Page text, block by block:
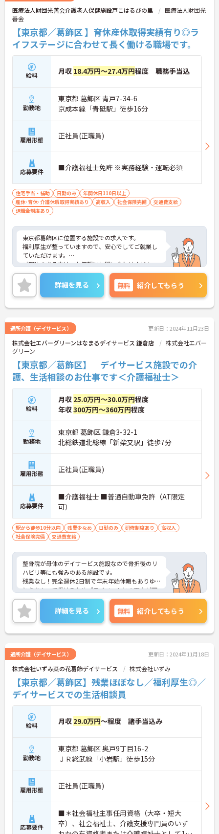
医療法人財団光善会介護老人保健施設戸こはるびの里
医療法人財団光
善会
【東京都／葛飾区 】育休産休取得実績有り◎ラ
イフステージに合わせて長く働ける職場です。
給料 月収 18.4万円～27.4万円程度 職務手当込
勤務地
東京都 葛飾区 青戸7-34-6
京成本線「青砥駅」徒歩16分
雇用形態 正社員(正職員)
応募要件 ■介護福祉士免許 ※実務経験・運転必須
住宅手当・補助 日勤のみ
年間休日110日以上
産休･育休･介護休暇取得実績あり
高収入 社会保険完備
交通費支給
退職金制度あり
東京都葛飾区に位置する施設での求人です。
福利厚生が整っていますので、安心でしてご就業し
ていただけます。
ご興味のある方は、お気軽にお問い合わせくださ
い。
詳細を見る 無料 紹介してもらう
通所介護（デイサービス） 更新日：2024年11月23日
株式会社エバーグリーンはなまるデイサービス 鎌倉店
株式会社エバー
グリーン
【東京都／葛飾区】 デイサービス施設での介
護、生活相談のお仕事です＜介護福祉士＞
給料
月収 25.0万円～30.0万円程度
年収300万円～360万円程度
勤務地
東京都 葛飾区 鎌倉3-32-1
北総鉄道北総線「新柴又駅」徒歩7分
雇用形態 正社員(正職員)
応募要件
■介護福祉士 ■普通自動車免許（AT限定
可）
駅から徒歩10分以内 残業少なめ 日勤のみ 研修制度あり
高収入
社会保険完備
交通費支給
整骨院が母体のデイサービス施設なので骨折後のリ
ハビリ等にも強みのある施設です。
残業なし！完全週休2日制で年末年始休暇もありゆ
とりをもって働けるためプライベートとの両立が可
能です。
ご興味ある方には、面接のポイントなど、さらに詳
細をお話致しますのでお気軽にご相談ください。
詳細を見る 無料 紹介してもらう
通所介護（デイサービス） 更新日：2024年11月18日
株式会社いずみ菜の花葛飾デイサービス 株式会社いずみ
【東京都／葛飾区】残業ほぼなし／福利厚生◎／
デイサービスでの生活相談員
給料 月収 29.0万円～程度 諸手当込み
勤務地
東京都 葛飾区 奥戸9丁目16-2
ＪＲ総武線「小岩駅」徒歩15分
雇用形態 正社員(正職員)
応募要件
■＊社会福祉主事任用資格（大卒・短大
卒）、社会福祉士、介護支援専門員のいず